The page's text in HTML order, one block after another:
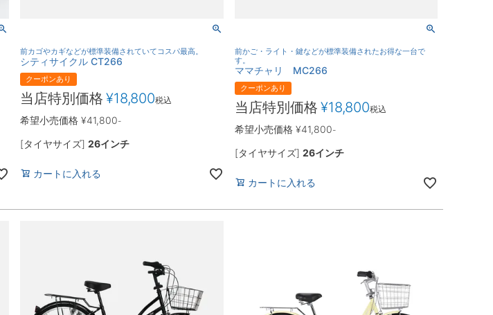
前カゴやカギなどが標準装備されていてコスパ最高。
シティサイクル CT266
クーポンあり
希望小売価格 ¥41,800-
当店特別価格 ¥18,800税込
[タイヤサイズ]26インチ
カートに入れる
前かご・ライト・鍵などが標準装備されたお得な一台で
す。
ママチャリ MC266
クーポンあり
希望小売価格 ¥41,800-
当店特別価格 ¥18,800税込
[タイヤサイズ] 26インチ
カートに入れる